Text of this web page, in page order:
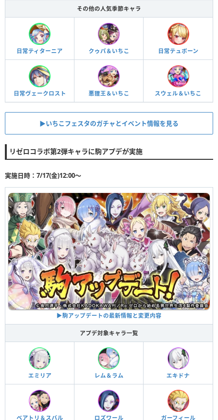
その他の人気季節キャラ
日常ティターニア クゥパ＆いちこ 日常テュポーン
日常ヴェークロスト 悪狸王＆いちこ スウェル＆いちこ
▶︎いちこフェスタのガチャとイベント情報を見る
リゼロコラボ第2弾キャラに駒アプデが実施
実施日時：7/17(金)12:00〜
▶︎駒アップデートの最新情報と変更内容
アプデ対象キャラ一覧
エミリア レム＆ラム エキドナ
ベアトリ＆スバル ロズワール ガーフィール